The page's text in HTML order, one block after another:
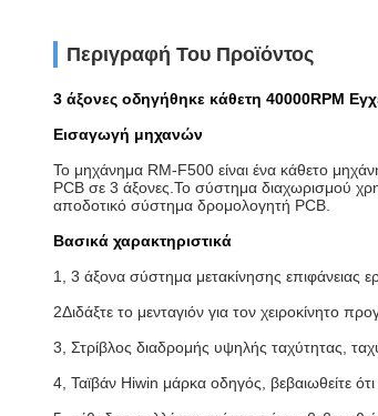
Περιγραφή Του Προϊόντος
3 άξονες οδηγήθηκε κάθετη 40000RPM
Εισαγωγή μηχανών
Το μηχάνημα RM-F500 είναι ένα κάθετο
PCB σε 3 άξονες.Το σύστημα διαχωρισμού
αποδοτικό σύστημα δρομολογητή PCB.
Βασικά χαρακτηριστικά
1, 3 άξονα σύστημα μετακίνησης επιφάνειας
2Διδάξτε το μενταγιόν για τον χειροκίνητο
3, Στρίβλος διαδρομής υψηλής ταχύτητας,
4, Ταϊβάν Hiwin μάρκα οδηγός, βεβαιωθείτε